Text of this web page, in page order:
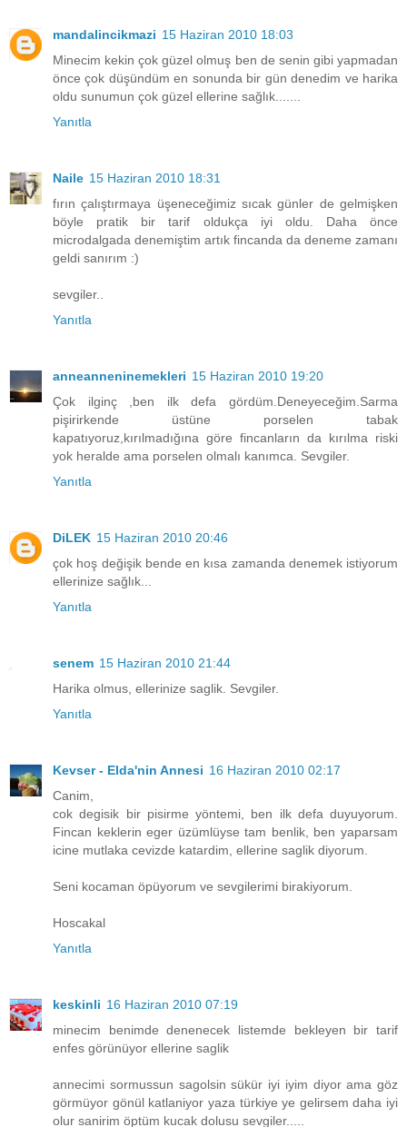
mandalincikmazi 15 Haziran 2010 18:03
Minecim kekin çok güzel olmuş ben de senin gibi yapmadan
önce çok düşündüm en sonunda bir gün denedim ve harika
oldu sunumun çok güzel ellerine sağlık.......
Yanıtla
Naile 15 Haziran 2010 18:31
fırın çalıştırmaya üşeneceğimiz sıcak günler de gelmişken
böyle pratik bir tarif oldukça iyi oldu. Daha önce
microdalgada denemiştim artık fincanda da deneme zamanı
geldi sanırım :)
sevgiler..
Yanıtla
anneanneninemekleri 15 Haziran 2010 19:20
Çok ilginç ,ben ilk defa gördüm.Deneyeceğim.Sarma
pişirirkende üstüne porselen tabak
kapatıyoruz,kırılmadığına göre fincanların da kırılma riski
yok heralde ama porselen olmalı kanımca. Sevgiler.
Yanıtla
DiLEK 15 Haziran 2010 20:46
çok hoş değişik bende en kısa zamanda denemek istiyorum
ellerinize sağlık...
Yanıtla
senem 15 Haziran 2010 21:44
Harika olmus, ellerinize saglik. Sevgiler.
Yanıtla
Kevser - Elda'nin Annesi 16 Haziran 2010 02:17
Canim,
cok degisik bir pisirme yöntemi, ben ilk defa duyuyorum.
Fincan keklerin eger üzümlüyse tam benlik, ben yaparsam
icine mutlaka cevizde katardim, ellerine saglik diyorum.
Seni kocaman öpüyorum ve sevgilerimi birakiyorum.
Hoscakal
Yanıtla
keskinli 16 Haziran 2010 07:19
minecim benimde denenecek listemde bekleyen bir tarif
enfes görünüyor ellerine saglik
annecimi sormussun sagolsin sükür iyi iyim diyor ama göz
görmüyor gönül katlaniyor yaza türkiye ye gelirsem daha iyi
olur sanirim öptüm kucak dolusu sevgiler.....